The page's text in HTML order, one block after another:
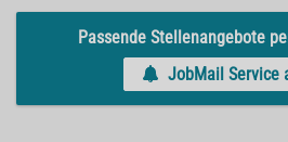
Passende Stellenangebote
JobMail Service